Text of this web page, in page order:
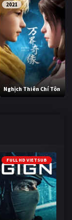
2021
Nghịch Thiên Chí Tôn
FULL HD VIETSUB